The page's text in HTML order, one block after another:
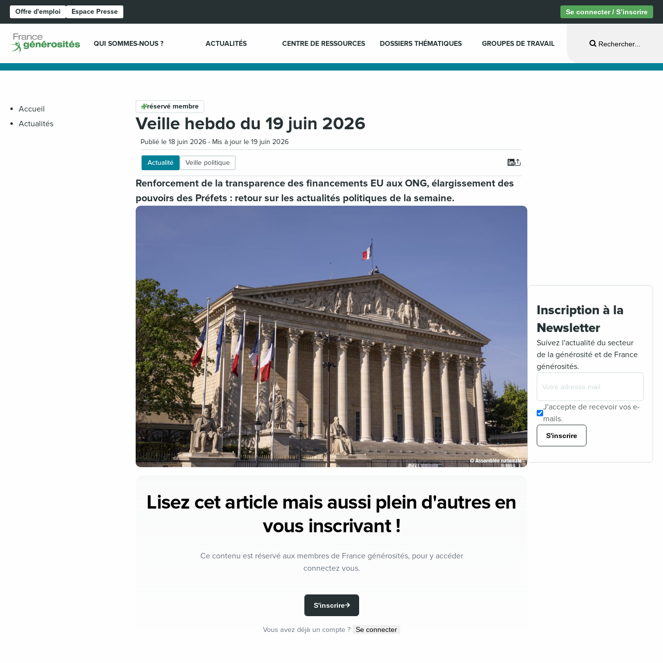
Offre d'emploi Espace Presse Se connecter / S’inscrire
QUI SOMMES-NOUS ? ACTUALITÉS CENTRE DE RESSOURCES DOSSIERS THÉMATIQUES GROUPES DE TRAVAIL Rechercher...
Accueil
Actualités
réservé membre
Veille hebdo du 19 juin 2026
Publié le 18 juin 2026 - Mis à jour le 19 juin 2026
Actualité Veille politique
Renforcement de la transparence des financements EU aux ONG, élargissement des
pouvoirs des Préfets : retour sur les actualités politiques de la semaine.
Lisez cet article mais aussi plein d'autres en
vous inscrivant !
Ce contenu est réservé aux membres de France générosités, pour y accéder
connectez vous.
S'inscrire
Vous avez déjà un compte ? Se connecter
Inscription à la
Newsletter
Suivez l'actualité du secteur
de la générosité et de France
générosités.
J'accepte de recevoir vos e-
mails.
S'inscrire